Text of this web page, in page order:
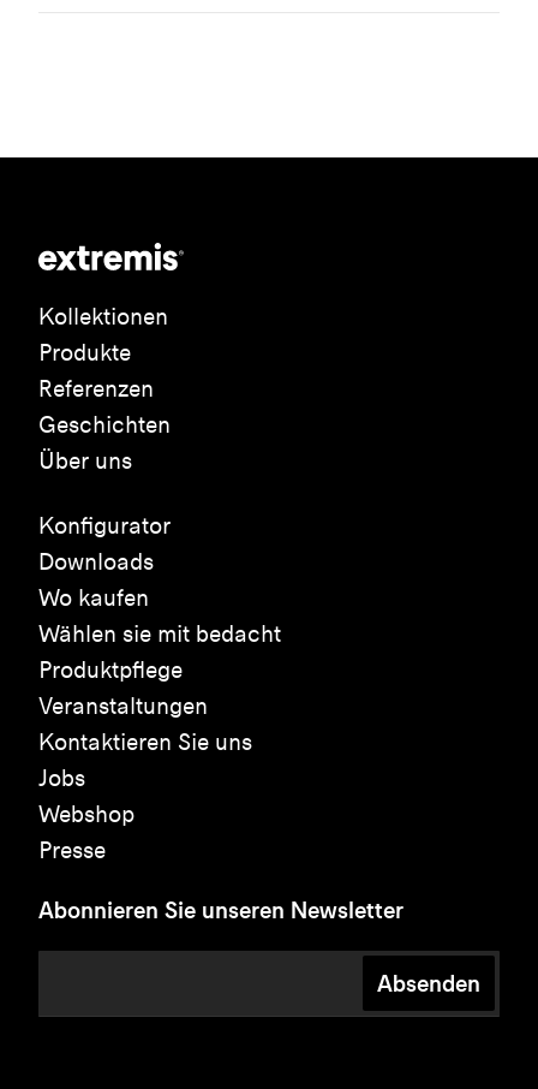
Kollektionen
Produkte
Referenzen
Geschichten
Über uns
Konfigurator
Downloads
Wo kaufen
Wählen sie mit bedacht
Produktpflege
Veranstaltungen
Kontaktieren Sie uns
Jobs
Webshop
Presse
Abonnieren Sie unseren Newsletter
Absenden